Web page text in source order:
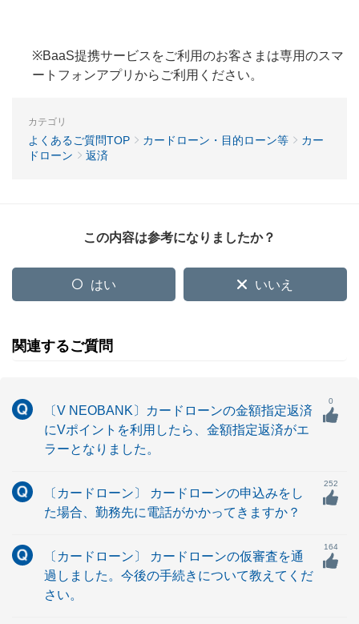
※BaaS提携サービスをご利用のお客さまは専用のスマ
ートフォンアプリからご利用ください。
カテゴリ
よくあるご質問TOP カードローン・目的ローン等
カー
ドローン
返済
この内容は参考になりましたか？
はい いいえ
関連するご質問
〔V NEOBANK〕カードローンの金額指定返済
にVポイントを利用したら、金額指定返済がエ
ラーとなりました。
0
〔カードローン〕 カードローンの申込みをし
た場合、勤務先に電話がかかってきますか？
252
〔カードローン〕 カードローンの仮審査を通
過しました。今後の手続きについて教えてくだ
さい。
164